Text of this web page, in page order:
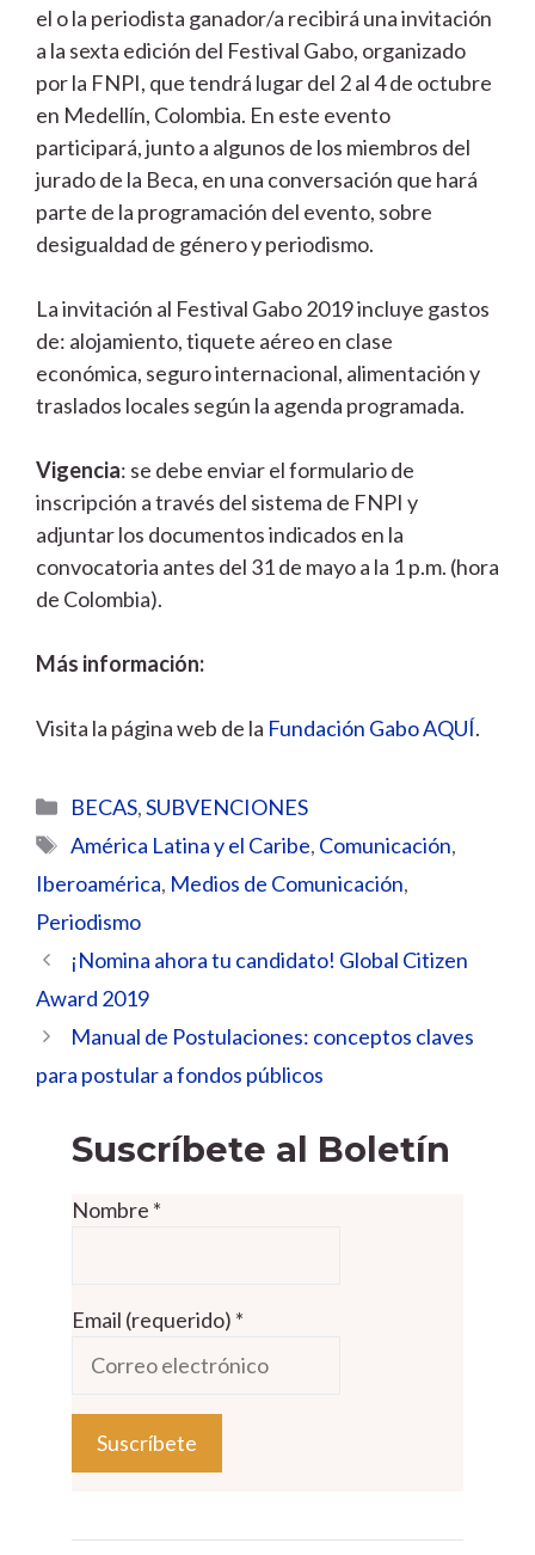
el o la periodista ganador/a recibirá una invitación
a la sexta edición del Festival Gabo, organizado
por la FNPI, que tendrá lugar del 2 al 4 de octubre
en Medellín, Colombia. En este evento
participará, junto a algunos de los miembros del
jurado de la Beca, en una conversación que hará
parte de la programación del evento, sobre
desigualdad de género y periodismo.
La invitación al Festival Gabo 2019 incluye gastos
de: alojamiento, tiquete aéreo en clase
económica, seguro internacional, alimentación y
traslados locales según la agenda programada.
Vigencia: se debe enviar el formulario de
inscripción a través del sistema de FNPI y
adjuntar los documentos indicados en la
convocatoria antes del 31 de mayo a la 1 p.m. (hora
de Colombia).
Más información:
Visita la página web de la Fundación Gabo AQUÍ.
Categorías
BECAS,SUBVENCIONES
Etiquetas
América Latina y el Caribe, Comunicación,
Iberoamérica, Medios de Comunicación,
Periodismo
¡Nomina ahora tu candidato! Global Citizen
Award 2019
Manual de Postulaciones: conceptos claves
para postular a fondos públicos
Suscríbete al Boletín
Nombre *
Email (requerido) *
o